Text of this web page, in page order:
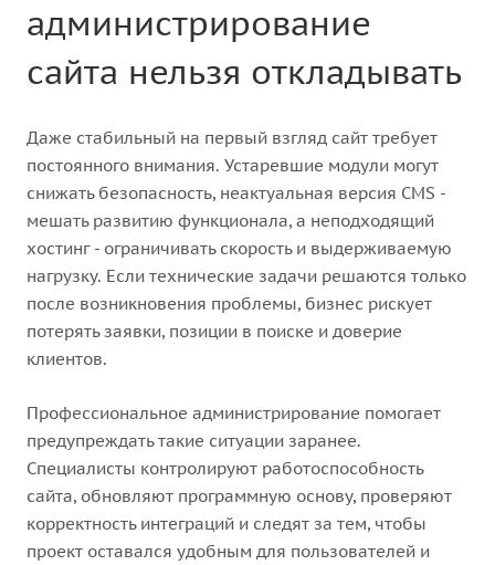
администрирование
сайта нельзя откладывать
Даже стабильный на первый взгляд сайт требует
постоянного внимания. Устаревшие модули могут
снижать безопасность, неактуальная версия CMS -
мешать развитию функционала, а неподходящий
хостинг - ограничивать скорость и выдерживаемую
нагрузку. Если технические задачи решаются только
после возникновения проблемы, бизнес рискует
потерять заявки, позиции в поиске и доверие
клиентов.
Профессиональное администрирование помогает
предупреждать такие ситуации заранее.
Специалисты контролируют работоспособность
сайта, обновляют программную основу, проверяют
корректность интеграций и следят за тем, чтобы
проект оставался удобным для пользователей и